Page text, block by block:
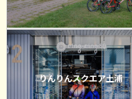
りんりんスクエア土浦